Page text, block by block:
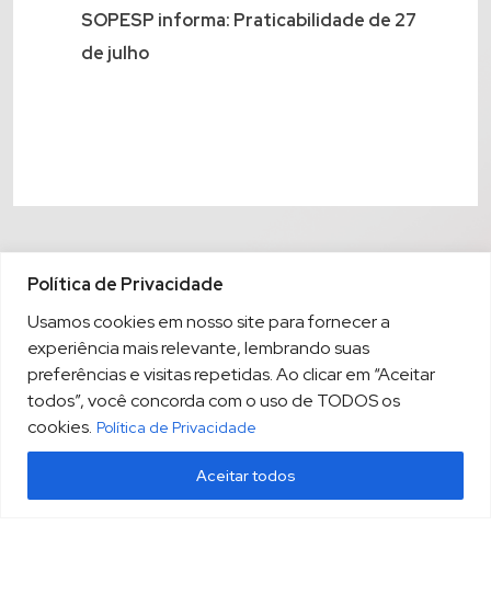
Política de Privacidade
Usamos cookies em nosso site para fornecer a
experiência mais relevante, lembrando suas
preferências e visitas repetidas. Ao clicar em “Aceitar
todos”, você concorda com o uso de TODOS os
cookies. Política de Privacidade
Aceitar todos
SOPESP informa: Praticabilidade de 27
de julho